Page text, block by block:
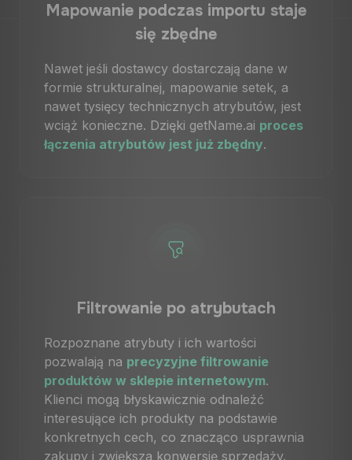
Mapowanie podczas importu staje
się zbędne
Nawet jeśli dostawcy dostarczają dane w
formie strukturalnej, mapowanie setek, a
nawet tysięcy technicznych atrybutów, jest
wciąż konieczne. Dzięki getName.ai proces
łączenia atrybutów jest już zbędny.
Filtrowanie po atrybutach
Rozpoznane atrybuty i ich wartości
pozwalają na precyzyjne filtrowanie
produktów w sklepie internetowym.
Klienci mogą błyskawicznie odnaleźć
interesujące ich produkty na podstawie
konkretnych cech, co znacząco usprawnia
zakupy i zwiększa konwersję sprzedaży.